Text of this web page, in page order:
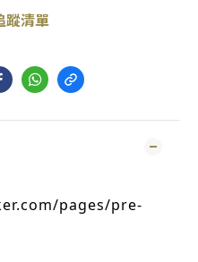
蹤清單
pages/pre-